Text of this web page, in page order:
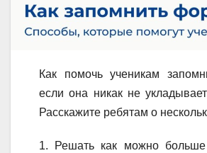
Как помочь ученикам
если она никак не
Расскажите ребятам о
1. Решать как можно